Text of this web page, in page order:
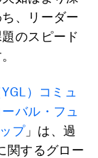
、リーダー
のスピード
）コミュ
バル・フュ
プ」は、過
関するグロー